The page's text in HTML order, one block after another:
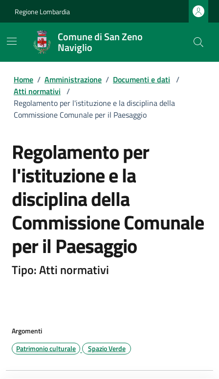
Regione Lombardia
Comune di San Zeno
Naviglio
Home / Amministrazione / Documenti e dati /
Atti normativi /
Regolamento per l'istituzione e la disciplina della
Commissione Comunale per il Paesaggio
Regolamento per
l'istituzione e la
disciplina della
Commissione Comunale
per il Paesaggio
Tipo: Atti normativi
Argomenti
Patrimonio culturale
Spazio Verde